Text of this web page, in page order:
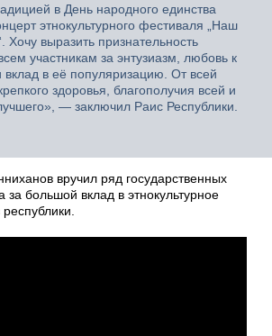
в День народного единства
этнокультурного фестиваля „Наш
Хочу выразить признательность
участникам за энтузиазм, любовь к
вклад в её популяризацию. От всей
здоровья, благополучия всей и
— заключил Раис Республики.
вручил ряд государственных
за большой вклад в этнокультурное